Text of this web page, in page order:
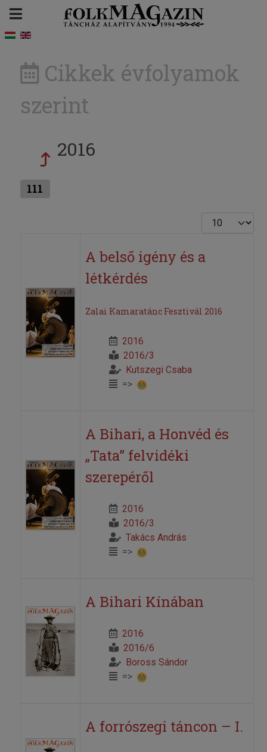
Cikkek évfolyamok
szerint
2016
111
Tételek #
A belső igény és a
létkérdés
Zalai Kamaratánc Fesztivál 2016
2016
2016/3
Kutszegi Csaba
=>
A Bihari, a Honvéd és
„Tata” felvidéki
szerepéről
2016
2016/3
Takács András
=>
A Bihari Kínában
2016
2016/6
Boross Sándor
=>
A forrószegi táncon – I.